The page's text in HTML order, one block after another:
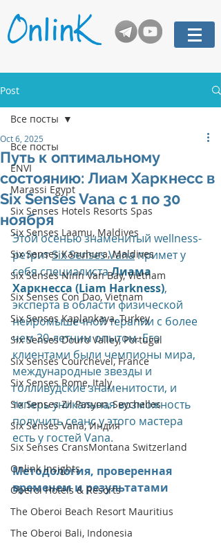
Post
Все посты
ENVI
Marassi Egypt
Six Senses Hotels Resorts Spas
Six Senses Laamu, Maldives
Six Senses Kanuhura, Maldives
Six Senses Ninh Van Bay, Vietnam
Six Senses Con Dao, Vietnam
Six Senses Kaplankaya, Turkey
Six Senses Douro Valley, Portugal
Six Senses Courchevel, France
Six Senses Rome, Italy
Six Senses Zil Pasyon, Seychelles
Six Senses Vana, Индия
Six Senses CransMontana Switzerland
Onlink Insights
Oberoi Hotels & Resorts
The Oberoi Beach Resort Mauritius
The Oberoi Bali, Indonesia
Все посты
Путь к оптимальному
состоянию: Лиам Харкнесс в
Six Senses Vana с 1 по 30
ноября
Oct 6, 2025
Этой осенью знаменитый wellness-
ретрит Six Senses Vana примет у
себя специалиста Лиама
Харкнесса (Liam Harkness),
эксперта в области физической
нейромышечной терапии с более
чем 30-летним опытом. Его
клиентами были чемпионы мира,
международные звезды и
голливудские знаменитости, и
теперь уникальная возможность
получить сеанс у этого мастера
есть у гостей Vana.
Методология, проверенная
временем и результатами